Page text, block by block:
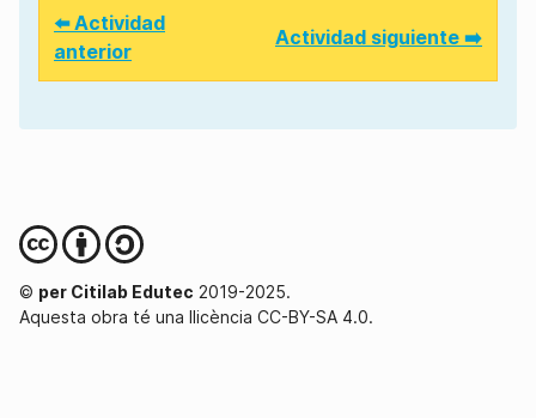
⬅️ Actividad
anterior
Actividad siguiente ➡️
© per Citilab Edutec 2019-2025.
Aquesta obra té una llicència CC-BY-SA 4.0.